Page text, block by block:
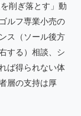
削ぎ落とす」動
ルフ専業小売の
ス（ソール後方
する）相談、シ
ば得られない体
層の支持は厚